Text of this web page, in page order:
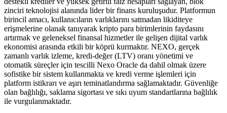
zinciri teknolojisi alanında lider bir finans kuruluşudur. Platformun
birincil amacı, kullanıcıların varlıklarını satmadan likiditeye
erişmelerine olanak tanıyarak kripto para birimlerinin faydasını
artırmak ve geleneksel finansal hizmetler ile gelişen dijital varlık
ekonomisi arasında etkili bir köprü kurmaktır. NEXO, gerçek
zamanlı varlık izleme, kredi-değer (LTV) oranı yönetimi ve
otomatik süreçler için tescilli Nexo Oracle da dahil olmak üzere
sofistike bir sistem kullanmakta ve kredi verme işlemleri için
platform istikrarı ve aşırı teminatlandırma sağlamaktadır. Güvenliğe
olan bağlılığı, saklama sigortası ve sıkı uyum standartlarına bağlılık
ile vurgulanmaktadır.